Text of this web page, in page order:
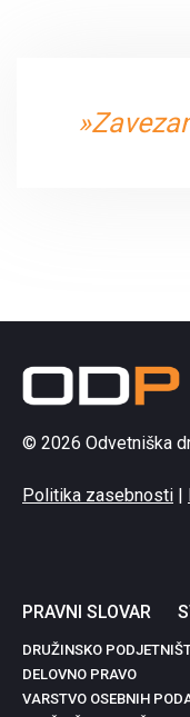
© 2026 Odvetniška
Politika zasebnosti |
PRAVNI SLOVAR
DRUŽINSKO
DELOVNO PRAVO
VARSTVO OSEBNIH